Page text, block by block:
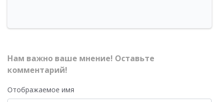
Нам важно ваше мнение! Оставьте
комментарий!
Отображаемое имя